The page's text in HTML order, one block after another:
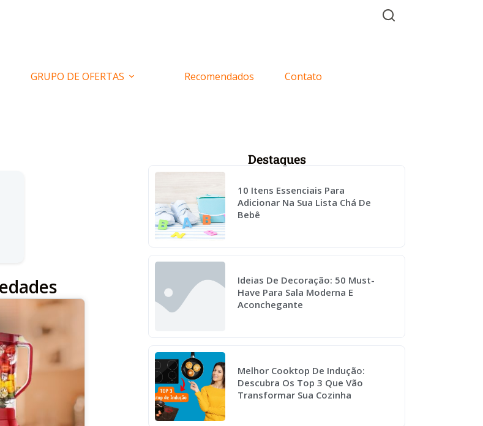
GRUPO DE OFERTAS Recomendados Contato
Destaques
10 Itens Essenciais Para
Adicionar Na Sua Lista Chá De
Bebê
Ideias De Decoração: 50 Must-
Have Para Sala Moderna E
Aconchegante
Melhor Cooktop De Indução:
Descubra Os Top 3 Que Vão
Transformar Sua Cozinha